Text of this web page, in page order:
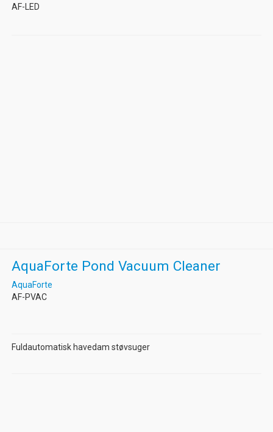
AF-LED
AquaForte Pond Vacuum Cleaner
AquaForte
AF-PVAC
Fuldautomatisk havedam støvsuger